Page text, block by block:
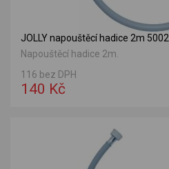
JOLLY napouštěcí hadice 2m 5002
Napouštěcí hadice 2m.
116 bez DPH
140 Kč